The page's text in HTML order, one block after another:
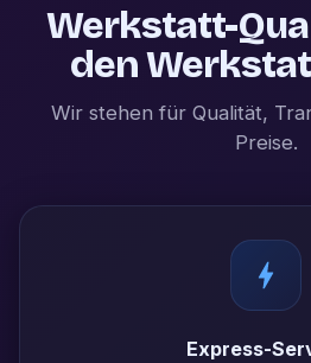
Werkstatt-
den
Wir stehen für Qualität,
Preise.
Express-